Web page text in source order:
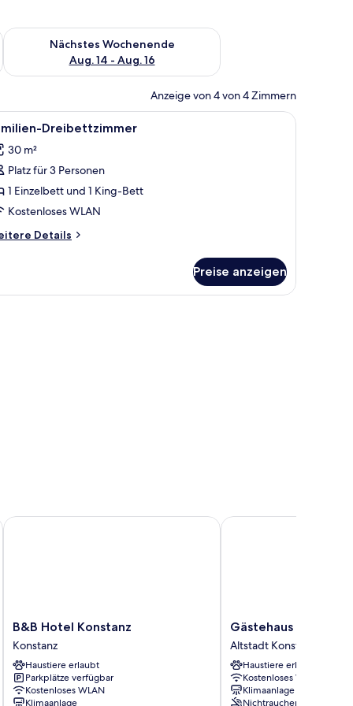
Aug. 7 - Aug. 9.
Nächstes Wochenende
Aug. 14 - Aug. 16
Überprüfe die Verfügbarkeit für nächstes Wochenende, Aug.
Anzeige von 4 von 4 Zimmern
Zimmersafe, Schreibtisch, schallisolierte Zimmer
Ein modernes Hotelzimmer mit einem
8 Dreibettzimmer
30 m²
Platz für 3 Personen
1 Einzelbett und 1 King-Bett
Kostenloses WLAN
Details
Preise anzeigen
einem Fenster mit Blick ins Freie.
IHG
B&B
Hotel
Konstanz
Konstanz
B&B Hotel Konstanz
Konstanz
Haustiere erlaubt
Parkplätze verfügbar
Kostenloses WLAN
Klimaanlage
B&B Hotel Konstanz
Gästehaus
Centro
Altstadt
Konstanz
Gästehaus Centro
Altstadt Konstanz
Haustiere erlaubt
Kostenloses WLAN
Klimaanlage
Nichtraucher
Gästehaus Centro